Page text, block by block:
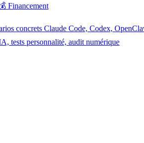
Financement
concrets Claude Code, Codex,
tests personnalité, audit numérique